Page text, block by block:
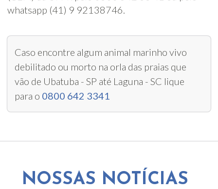
whatsapp (41) 9 92138746.
Caso encontre algum animal marinho vivo
debilitado ou morto na orla das praias que
vão de Ubatuba - SP até Laguna - SC lique
para o 0800 642 3341
NOSSAS NOTÍCIAS